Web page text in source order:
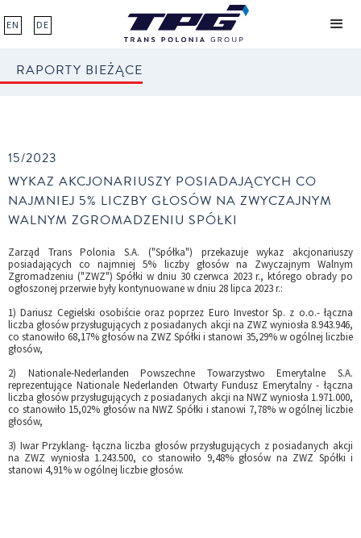
EN DE
RAPORTY BIEŻĄCE
15/2023
WYKAZ AKCJONARIUSZY POSIADAJĄCYCH CO
NAJMNIEJ 5% LICZBY GŁOSÓW NA ZWYCZAJNYM
WALNYM ZGROMADZENIU SPÓŁKI
Zarząd Trans Polonia S.A. ("Spółka") przekazuje wykaz akcjonariuszy
posiadających co najmniej 5% liczby głosów na Zwyczajnym Walnym
Zgromadzeniu ("ZWZ") Spółki w dniu 30 czerwca 2023 r., którego obrady po
ogłoszonej przerwie były kontynuowane w dniu 28 lipca 2023 r.:
1) Dariusz Cegielski osobiście oraz poprzez Euro Investor Sp. z o.o.- łączna
liczba głosów przysługujących z posiadanych akcji na ZWZ wyniosła 8.943.946,
co stanowiło 68,17% głosów na ZWZ Spółki i stanowi 35,29% w ogólnej liczbie
głosów,
2) Nationale-Nederlanden Powszechne Towarzystwo Emerytalne S.A.
reprezentujące Nationale Nederlanden Otwarty Fundusz Emerytalny - łączna
liczba głosów przysługujących z posiadanych akcji na NWZ wyniosła 1.971.000,
co stanowiło 15,02% głosów na NWZ Spółki i stanowi 7,78% w ogólnej liczbie
głosów,
3) Iwar Przyklang- łączna liczba głosów przysługujących z posiadanych akcji
na ZWZ wyniosła 1.243.500, co stanowiło 9,48% głosów na ZWZ Spółki i
stanowi 4,91% w ogólnej liczbie głosów.